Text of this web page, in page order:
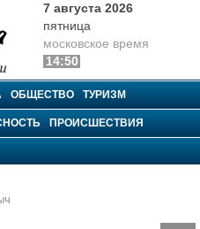
7 августа 2026
пятница
московское время
14:50
ОБЩЕСТВО ТУРИЗМ
ПРОИСШЕСТВИЯ